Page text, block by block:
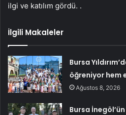
ilgi ve katılım gördü. .
İlgili Makaleler
Bursa
öğreniyor hem
Ağustos 8, 2026
Bursa